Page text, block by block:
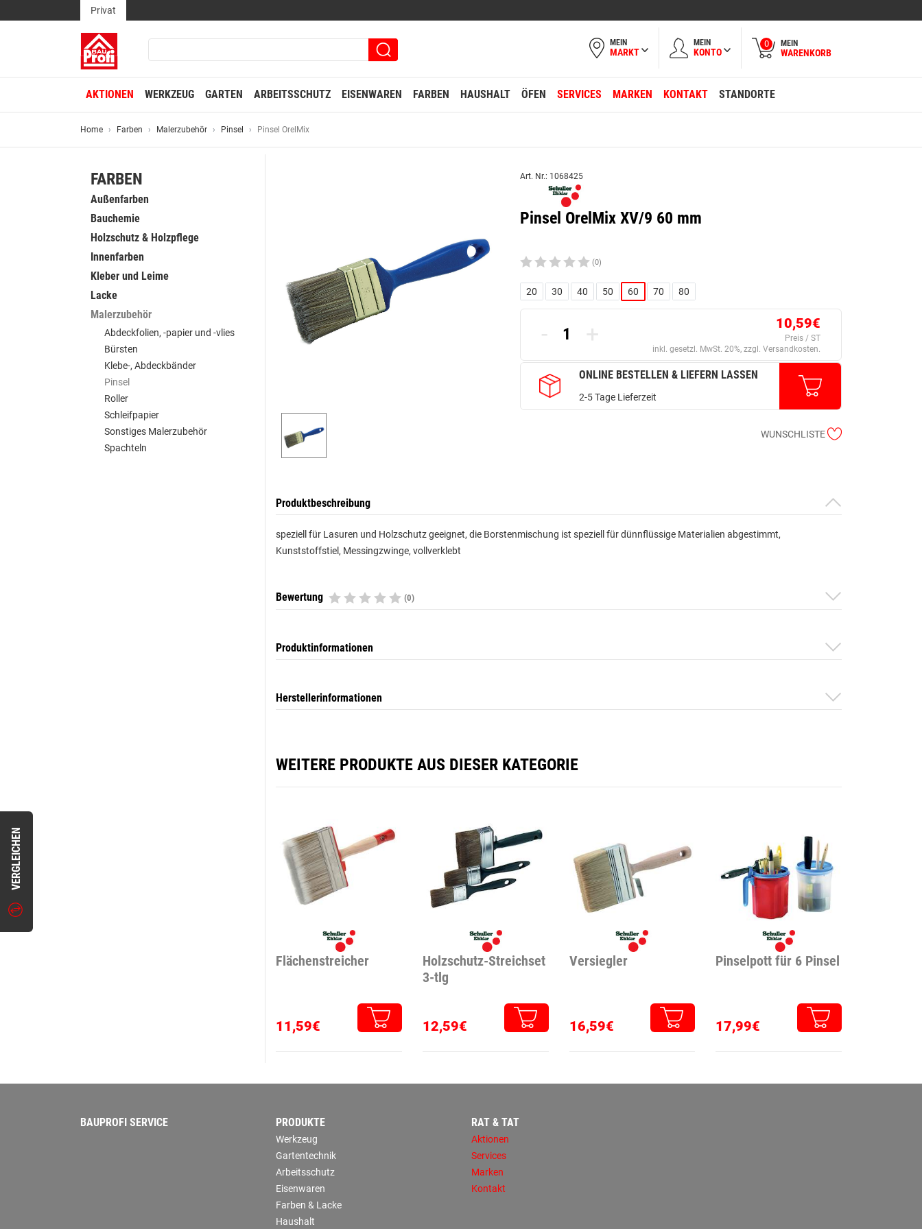
VERGLEICHEN
Privat
MEIN
MARKT
MEIN
KONTO
0 MEIN
WARENKORB
AKTIONEN WERKZEUG GARTEN ARBEITSSCHUTZ EISENWAREN FARBEN HAUSHALT ÖFEN SERVICES MARKEN KONTAKT STANDORTE
Home Farben Malerzubehör Pinsel Pinsel OrelMix
FARBEN
Außenfarben
Bauchemie
Holzschutz & Holzpflege
Innenfarben
Kleber und Leime
Lacke
Malerzubehör
Abdeckfolien, -papier und -vlies
Bürsten
Klebe-, Abdeckbänder
Pinsel
Roller
Schleifpapier
Sonstiges Malerzubehör
Spachteln
Art. Nr.: 1068425
Pinsel OrelMix XV/9 60 mm
(0)
20 30 40 50 60 70 80
- + 10,59€
Preis / ST
inkl. gesetzl. MwSt. 20%, zzgl. Versandkosten.
ONLINE BESTELLEN & LIEFERN LASSEN
2-5 Tage Lieferzeit
WUNSCHLISTE
Produktbeschreibung
speziell für Lasuren und Holzschutz geeignet, die Borstenmischung ist speziell für dünnflüssige Materialien abgestimmt,
Kunststoffstiel, Messingzwinge, vollverklebt
Bewertung (0)
Produktinformationen
Herstellerinformationen
WEITERE PRODUKTE AUS DIESER KATEGORIE
Flächenstreicher
11,59€
Holzschutz-Streichset
3-tlg
12,59€
Versiegler
16,59€
Pinselpott für 6 Pinsel
17,99€
BAUPROFI SERVICE PRODUKTE
Werkzeug
Gartentechnik
Arbeitsschutz
Eisenwaren
Farben & Lacke
Haushalt
RAT & TAT
Aktionen
Services
Marken
Kontakt